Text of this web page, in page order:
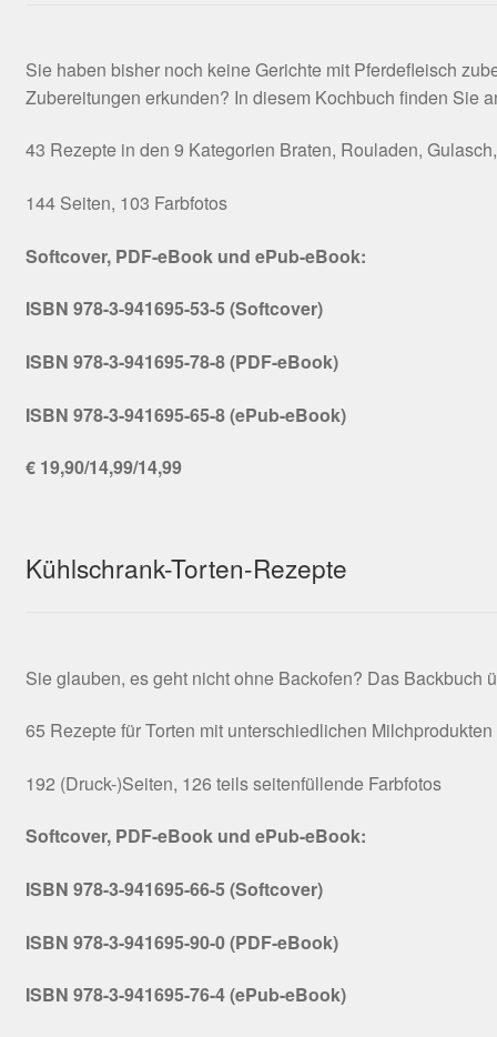
Sie haben bisher noch keine Gerichte mit Pferdefleisch
Zubereitungen erkunden? In diesem Kochbuch finden Sie
43 Rezepte in den 9 Kategorien Braten, Rouladen,
144 Seiten, 103 Farbfotos
Softcover, PDF-eBook und ePub-eBook:
ISBN 978-3-941695-53-5 (Softcover)
ISBN 978-3-941695-78-8 (PDF-eBook)
ISBN 978-3-941695-65-8 (ePub-eBook)
€ 19,90/14,99/14,99
Kühlschrank-Torten-Rezepte
Sie glauben, es geht nicht ohne Backofen? Das Backbuch
65 Rezepte für Torten mit unterschiedlichen
192 (Druck-)Seiten, 126 teils seitenfüllende Farbfotos
Softcover, PDF-eBook und ePub-eBook:
ISBN 978-3-941695-66-5 (Softcover)
ISBN 978-3-941695-90-0 (PDF-eBook)
ISBN 978-3-941695-76-4 (ePub-eBook)